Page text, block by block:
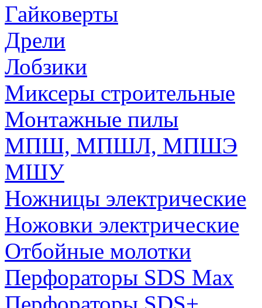
Гайковерты
Дрели
Лобзики
Миксеры строительные
Монтажные пилы
МПШ, МПШЛ, МПШЭ
МШУ
Ножницы электрические
Ножовки электрические
Отбойные молотки
Перфораторы SDS Max